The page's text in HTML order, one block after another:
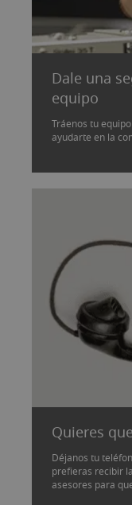
Dale una
equipo
Tráenos tu
ayudarte en la
Quieres
Déjanos tu
prefieras recibir
asesores para